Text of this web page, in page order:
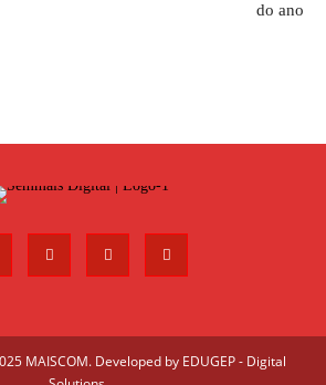
do ano
MAISCOM. Developed by EDUGEP - Digital